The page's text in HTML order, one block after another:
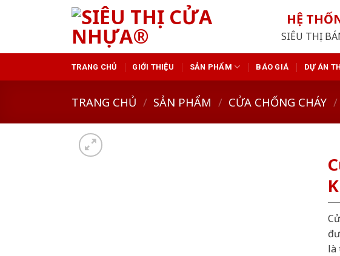
HỆ
SIÊU THỊ
TRANG CHỦ GIỚI THIỆU SẢN PHẨM BÁO GIÁ DỰ ÁN
TRANG CHỦ / SẢN PHẨM / CỬA CHỐNG CHÁY /
là